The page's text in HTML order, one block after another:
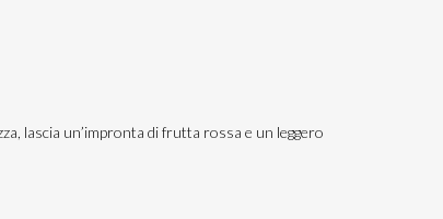
lascia un’impronta di frutta rossa e un leggero